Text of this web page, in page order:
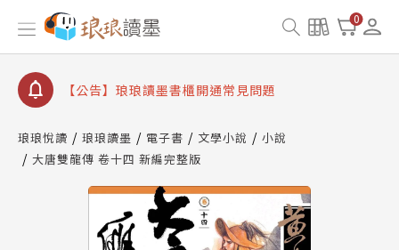
0
【公告】因 Readmoo 讀墨系統維護中，本站同步暫
停部分閱讀服務
【公告】琅琅讀墨數位閱讀資產合併與書櫃開通申請
【公告】琅琅讀墨書櫃開通常見問題
請圖文教學
【公告】琅琅書店服務升級重要說明及資產合併結果
查詢
【公告】因 Readmoo 讀墨系統維護中，本站同步暫
停部分閱讀服務
琅琅悅讀 琅琅讀墨 電子書 文學小說
小說
大唐雙龍傳 卷十四 新編完整版